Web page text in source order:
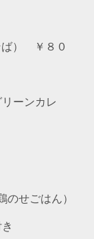
ば） ￥８０
ーンカレ
のせごはん）